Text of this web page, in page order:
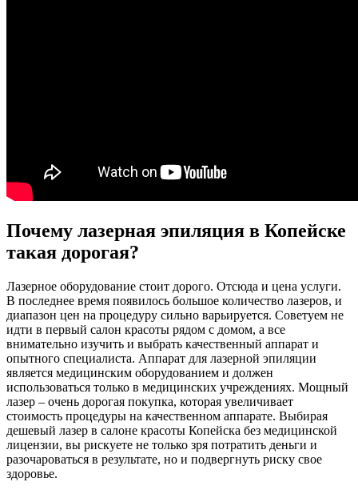
Почему лазерная эпиляция в Копейске
такая дорогая?
Лазерное оборудование стоит дорого. Отсюда и цена услуги.
В последнее время появилось большое количество лазеров, и
диапазон цен на процедуру сильно варьируется. Советуем не
идти в первый салон красоты рядом с домом, а все
внимательно изучить и выбрать качественный аппарат и
опытного специалиста. Аппарат для лазерной эпиляции
является медицинским оборудованием и должен
использоваться только в медицинских учреждениях. Мощный
лазер – очень дорогая покупка, которая увеличивает
стоимость процедуры на качественном аппарате. Выбирая
дешевый лазер в салоне красоты Копейска без медицинской
лицензии, вы рискуете не только зря потратить деньги и
разочароваться в результате, но и подвергнуть риску свое
здоровье.